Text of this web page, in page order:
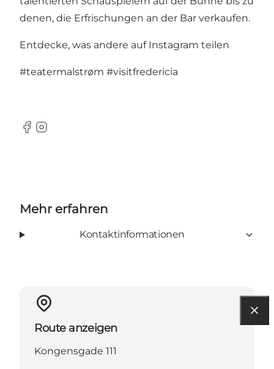
denen, die Erfrischungen an der Bar verkaufen.
Entdecke, was andere auf Instagram teilen
#teatermalstrøm #visitfredericia
Facebook
Instagram
Mehr erfahren
Kontaktinformationen
Route anzeigen
Kongensgade 111